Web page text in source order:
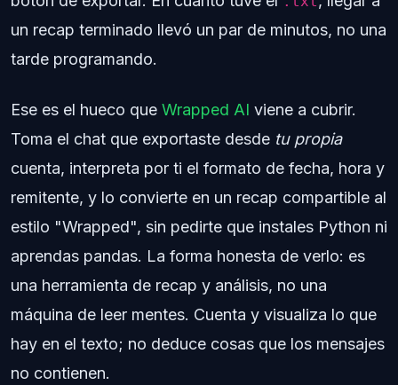
un recap terminado llevó un par de minutos, no una
tarde programando.
Ese es el hueco que Wrapped AI viene a cubrir.
Toma el chat que exportaste desde tu propia
cuenta, interpreta por ti el formato de fecha, hora y
remitente, y lo convierte en un recap compartible al
estilo "Wrapped", sin pedirte que instales Python ni
aprendas pandas. La forma honesta de verlo: es
una herramienta de recap y análisis, no una
máquina de leer mentes. Cuenta y visualiza lo que
hay en el texto; no deduce cosas que los mensajes
no contienen.